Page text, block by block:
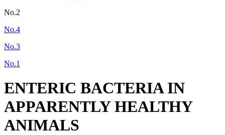
No.2
No.4
No.3
No.1
ENTERIC BACTERIA IN
APPARENTLY HEALTHY
ANIMALS